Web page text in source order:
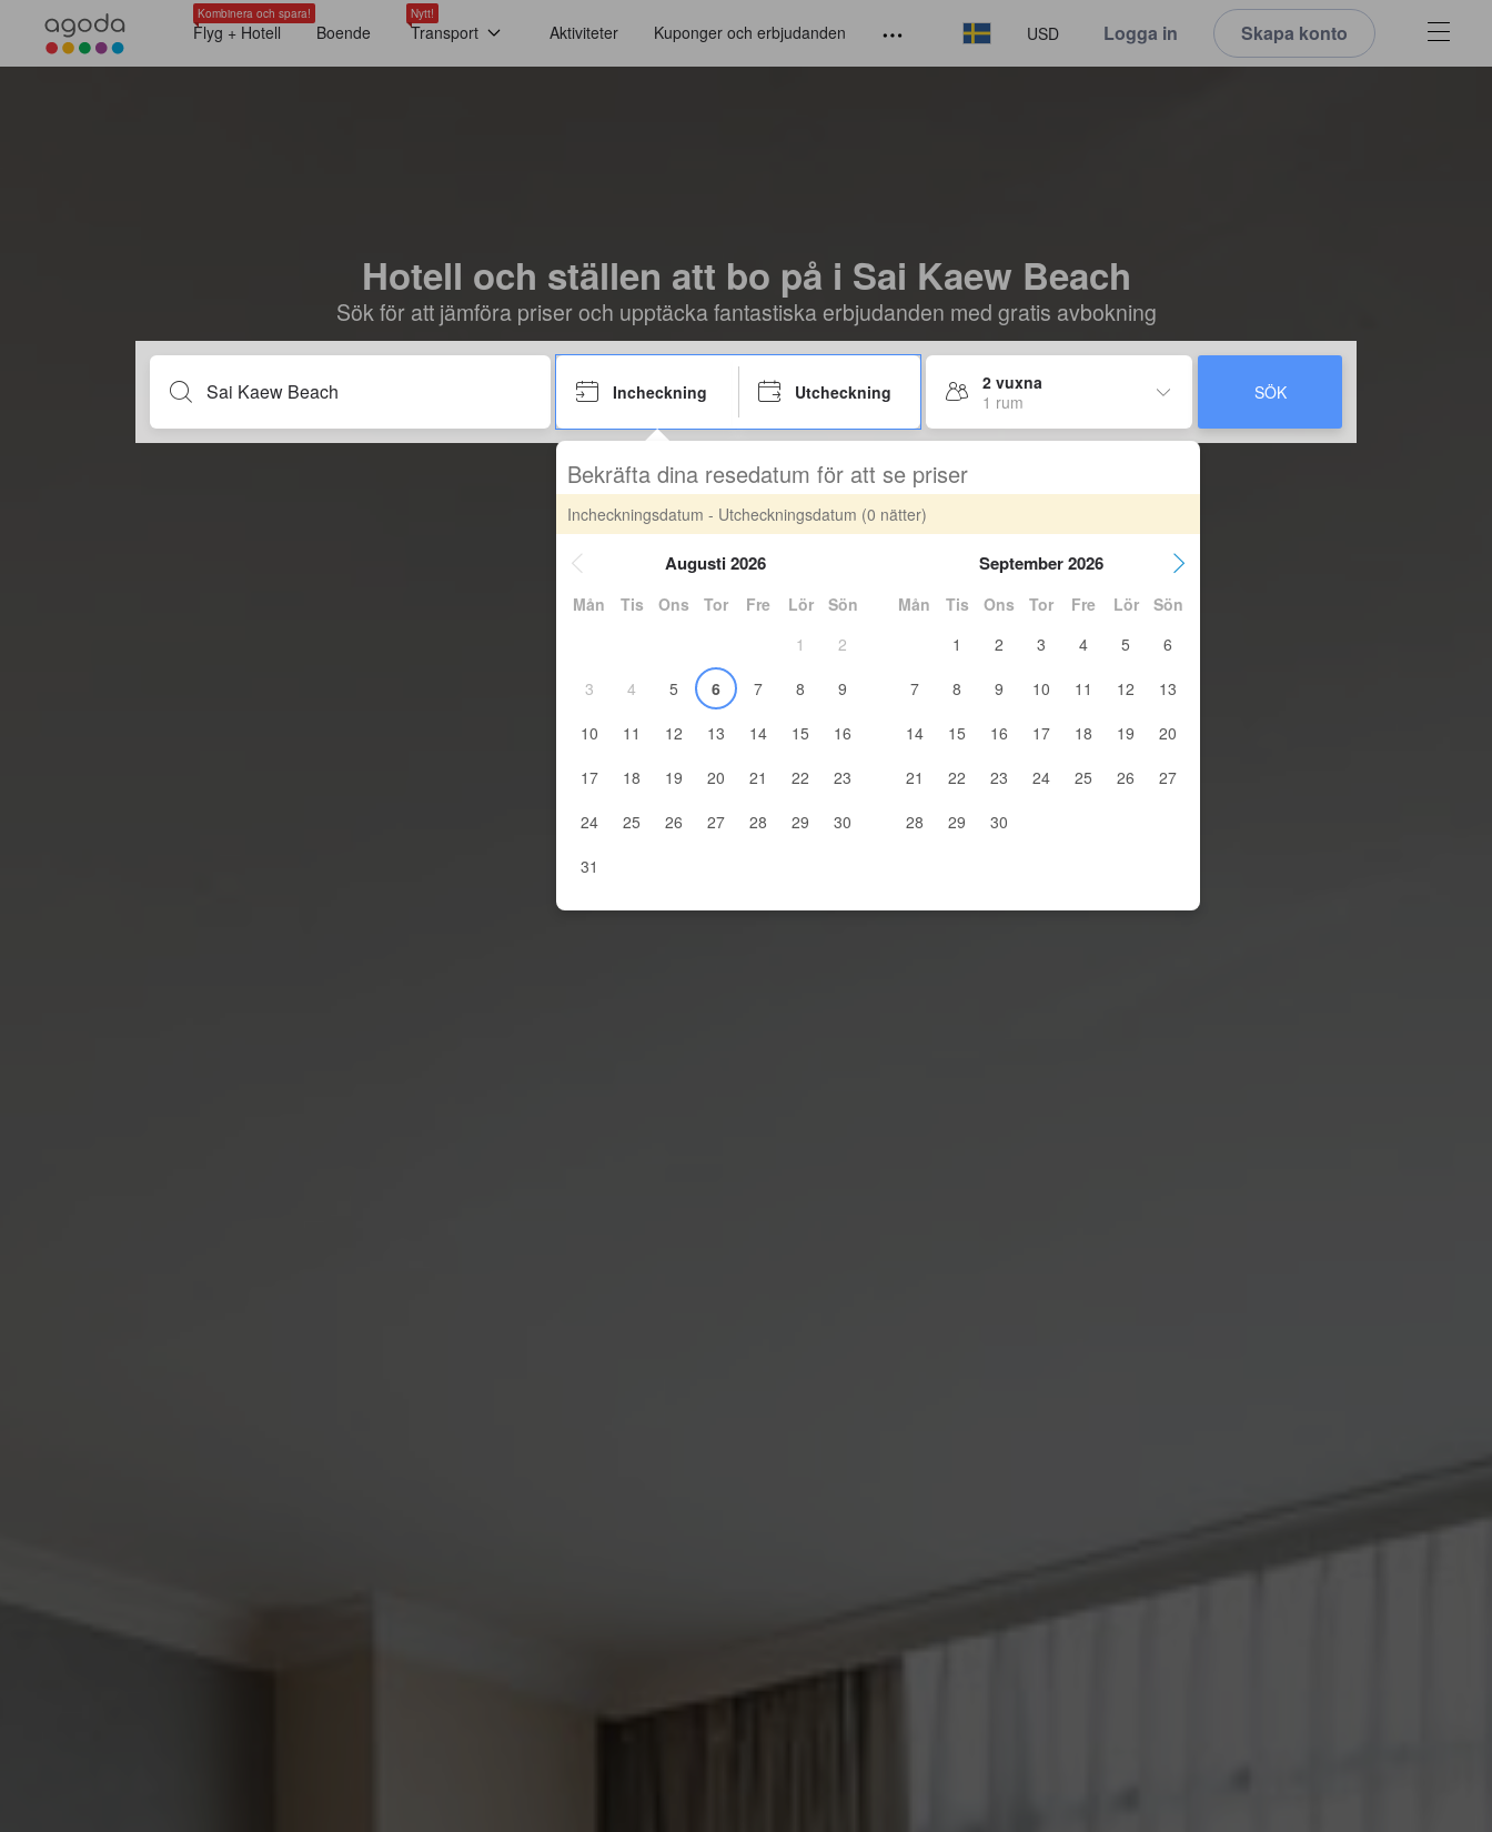
Kombinera och spara!
Flyg + Hotell Boende
Nytt!
Transport Aktiviteter Kuponger och erbjudanden USD Logga in Skapa konto
Hotell och ställen att bo på i Sai Kaew Beach
Sök för att jämföra priser och upptäcka fantastiska erbjudanden med gratis avbokning
Incheckning Utcheckning
2 vuxna
1 rum
SÖK
Bekräfta dina resedatum för att se priser
Incheckningsdatum - Utcheckningsdatum (0 nätter)
Augusti 2026
Mån Tis Ons Tor Fre Lör
Sön
1
2
3
4 5 6 7 8
9
10
11 12 13 14 15
16
17
18 19 20 21 22
23
24
25 26 27 28 29
30
31
September 2026
Mån Tis Ons Tor Fre Lör
Sön
1
2 3 4 5
6
7
8 9 10 11 12
13
14
15 16 17 18 19
20
21
22 23 24 25 26
27
28
29 30